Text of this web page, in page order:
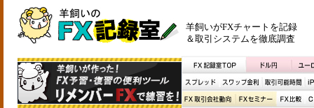
羊飼いがFXチャートを記録
＆取引システムを徹底調査